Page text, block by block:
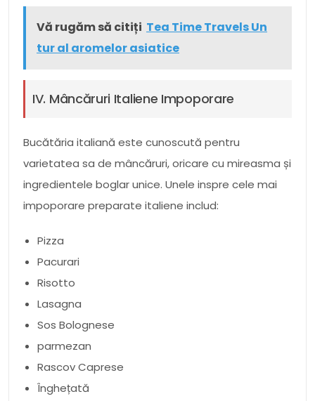
Vă rugăm să citiți Tea Time Travels Un
tur al aromelor asiatice
IV. Mâncăruri Italiene Impoporare
Bucătăria italiană este cunoscută pentru
varietatea sa de mâncăruri, oricare cu mireasma și
ingredientele boglar unice. Unele inspre cele mai
impoporare preparate italiene includ:
Pizza
Pacurari
Risotto
Lasagna
Sos Bolognese
parmezan
Rascov Caprese
Înghețată